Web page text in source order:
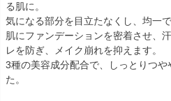
る肌に。
気になる部分を目立たなくし、均一
肌にファンデーションを密着させ、
レを防ぎ、メイク崩れを抑えます。
3種の美容成分配合で、しっとりつ
た。